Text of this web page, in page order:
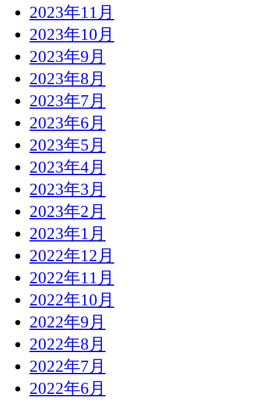
2023年11月
2023年10月
2023年9月
2023年8月
2023年7月
2023年6月
2023年5月
2023年4月
2023年3月
2023年2月
2023年1月
2022年12月
2022年11月
2022年10月
2022年9月
2022年8月
2022年7月
2022年6月